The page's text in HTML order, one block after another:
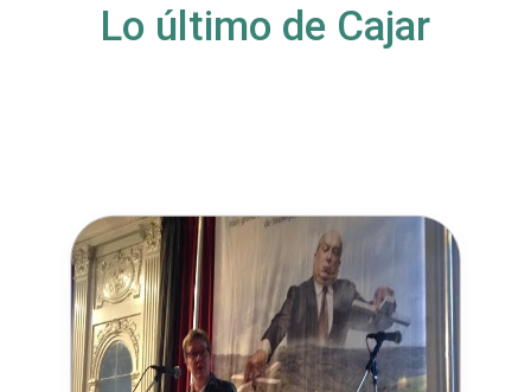
Lo último de Cajar